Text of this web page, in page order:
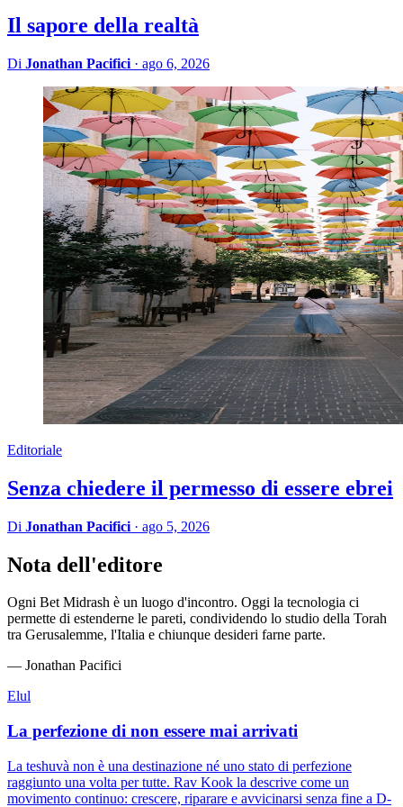
Il sapore della realtà
Di Jonathan Pacifici · ago 6, 2026
Editoriale
Senza chiedere il permesso di essere ebrei
Di Jonathan Pacifici · ago 5, 2026
Nota dell'editore
Ogni Bet Midrash è un luogo d'incontro. Oggi la tecnologia ci
permette di estenderne le pareti, condividendo lo studio della Torah
tra Gerusalemme, l'Italia e chiunque desideri farne parte.
— Jonathan Pacifici
Elul
La perfezione di non essere mai arrivati
La teshuvà non è una destinazione né uno stato di perfezione
raggiunto una volta per tutte. Rav Kook la descrive come un
movimento continuo: crescere, riparare e avvicinarsi senza fine a D-